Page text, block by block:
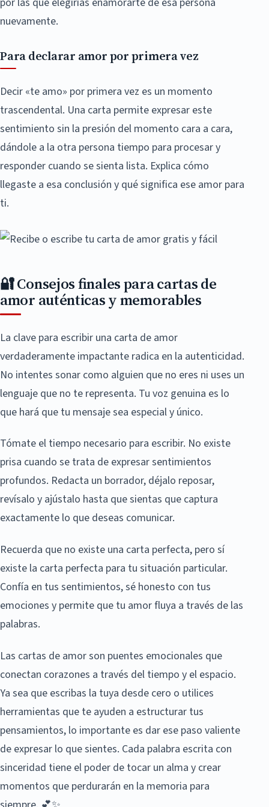
nuevamente.
Para declarar amor por primera vez
Decir «te amo» por primera vez es un momento
trascendental. Una carta permite expresar este
sentimiento sin la presión del momento cara a cara,
dándole a la otra persona tiempo para procesar y
responder cuando se sienta lista. Explica cómo
llegaste a esa conclusión y qué significa ese amor para
ti.
🔐 Consejos finales para cartas de
amor auténticas y memorables
La clave para escribir una carta de amor
verdaderamente impactante radica en la autenticidad.
No intentes sonar como alguien que no eres ni uses un
lenguaje que no te representa. Tu voz genuina es lo
que hará que tu mensaje sea especial y único.
Tómate el tiempo necesario para escribir. No existe
prisa cuando se trata de expresar sentimientos
profundos. Redacta un borrador, déjalo reposar,
revísalo y ajústalo hasta que sientas que captura
exactamente lo que deseas comunicar.
Recuerda que no existe una carta perfecta, pero sí
existe la carta perfecta para tu situación particular.
Confía en tus sentimientos, sé honesto con tus
emociones y permite que tu amor fluya a través de las
palabras.
Las cartas de amor son puentes emocionales que
conectan corazones a través del tiempo y el espacio.
Ya sea que escribas la tuya desde cero o utilices
herramientas que te ayuden a estructurar tus
pensamientos, lo importante es dar ese paso valiente
de expresar lo que sientes. Cada palabra escrita con
sinceridad tiene el poder de tocar un alma y crear
momentos que perdurarán en la memoria para